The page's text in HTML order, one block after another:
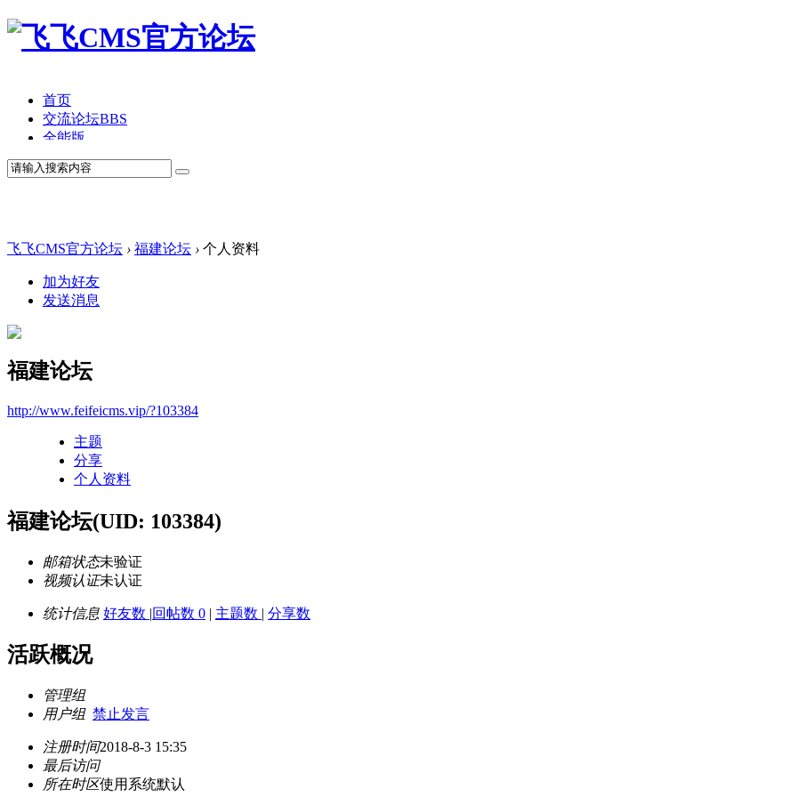
首页
交流论坛BBS
全能版
TV版
产品价格
飞飞CMS官方论坛 › 福建论坛 › 个人资料
加为好友
发送消息
福建论坛
http://www.feifeicms.vip/?103384
主题
分享
个人资料
福建论坛(UID: 103384)
邮箱状态未验证
视频认证未认证
统计信息 好友数 |回帖数 0 | 主题数 | 分享数
活跃概况
管理组
用户组 禁止发言
注册时间2018-8-3 15:35
最后访问
所在时区使用系统默认